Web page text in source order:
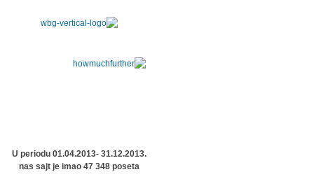
U periodu 01.04.2013- 31.12.2013.
nas sajt je imao 47 348 poseta